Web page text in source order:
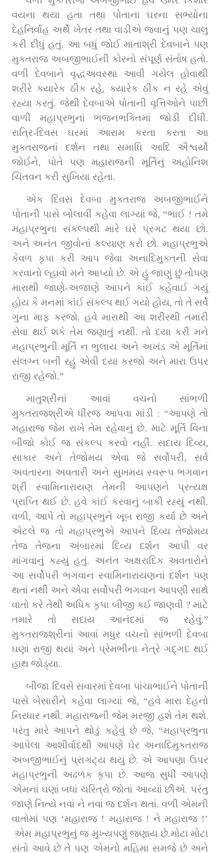
વયના થયા હતા તથા પોતાના ઘરના સભ્યોના
દેહનિર્વાહ અર્થે ખેતર તથા વાડીએ જવાનું પણ ચાલુ
કરી દીધું હતું. આ બધું જોઈ માતાશ્રી દેવબાને પણ
મુક્તરાજ અબજીભાઈની કોરનો સંપૂર્ણ સંતોષ હતો.
વળી દેવબાને વૃદ્ધઅવસ્થા આવી ગયેલ હોવાથી
શરીરે ક્યારેક ઠીક રહે, ક્યારેક ઠીક ન રહે એવું
રહ્યા કરતું. જેથી દેવબાએ પોતાની વૃત્તિઓને પાછી
વાળી મહાપ્રભુનાં ભજનભક્તિમાં જોડી દીધી.
રાત્રિ-દિવસ ઘરમાં આરામ કરતા કરતા આ
મુક્તરાજનાં દર્શન તથા સમાધિ આદિ ઐશ્વર્યો
જોઈને, પોતે પણ મહારાજની મૂર્તિનું અહોનિશ
ચિંતવન કરી સુખિયા રહેતા.
એક દિવસ દેવબા મુક્તરાજ અબજીભાઈને
પોતાની પાસે બોલાવી કહેવા લાગ્યાં જે, “ભાઈ ! તમે
મહાપ્રભુના સંકલ્પથી મારે ઘરે પ્રગટ થયા છો.
અને અનંત જીવોનાં કલ્યાણ કરો છો. મહાપ્રભુએ
કેવળ કૃપા કરી આપ જેવા અનાદિમુક્તની સેવા
કરવાનો લ્હાવો મને આપ્યો છે. એ હું જાણું છું તોપણ
મારાથી જાણે-અજાણે આપને કાંઈ કહેવાઈ ગયું
હોય કે મનમાં કાંઈ સંકલ્પ થઈ ગયો હોય, તો તે સર્વે
ગુના માફ કરજો. હવે મારાથી આ શરીરથી તમારી
સેવા થઈ શકે તેમ જણાતું નથી. તો દયા કરી મને
મહાપ્રભુની મૂર્તિ ન ભુલાય અને અખંડ એ મૂર્તિમાં
સંલગ્ન બની રહું એવી દયા કરજો અને મારા ઉપર
રાજી રહેજો.”
માતુશ્રીનાં આવાં વચનો સાંભળી
મુક્તરાજશ્રીએ ધીરજ આપવા માંડી : “આપણે તો
મહારાજ જેમ રાખે તેમ રહેવાનું છે. માટે મૂર્તિ વિના
બીજો કોઈ જ સંકલ્પ કરવો નહીં. સદાય દિવ્ય,
સાકાર અને તેજોમય એવા જે સર્વોપરી, સર્વ
અવતારના અવતારી અને સુખમય સ્વરૂપ ભગવાન
શ્રી સ્વામિનારાયણ તેમની આપણને પ્રત્યક્ષ
પ્રાપ્તિ થઈ છે. હવે કાંઈ કરવાનું બાકી રહ્યું નથી.
વળી, આપે તો મહાપ્રભુને ખૂબ રાજી કર્યા છે અને
એટલે જ તો મહાપ્રભુએ આપને દિવ્ય તેજોમય
તેજ તેજના અંબારમાં દિવ્ય દર્શન આપી વર
માંગવાનું કહ્યું હતું. અનંત અક્ષરાદિક અવતારોને
આ સર્વોપરી ભગવાન સ્વામિનારાયણનાં દર્શન પણ
થતાં નથી અને એવા સર્વોપરી ભગવાન આપણી સાથે
વાતો કરે તેથી અધિક કૃપા બીજી કઈ જાણવી ? માટે
તમારે તો સદાય આનંદમાં જ રહેવું.”
મુક્તરાજશ્રીનાં આવાં મધુર વચનો સાંભળી દેવબા
ઘણાં રાજી થયાં અને પ્રેમભીના નેત્રે ગદ્‌ગદ થઈ
હાથ જોડ્યા.
બીજા દિવસે સવારમાં દેવબા પાંચાભાઈને પોતાની
પાસે બેસારીને કહેવા લાગ્યાં જે, “હવે મારા દેહનો
નિરધાર નથી. મહારાજની જેમ મરજી હશે તેમ થશે.
પરંતુ મારે આપને થોડું કહેવું છે જે, “મહાપ્રભુના
આપેલા આશીર્વાદથી આપણે ઘેર અનાદિમુક્તરાજ
અબજીભાઈનું પ્રાગટ્ય થયું છે. એ આપણા ઉપર
મહાપ્રભુની અઢળક કૃપા છે. આજ સુધી આપણે
એમનાં ઘણાં બધાં ચરિત્રો જોતાં આવ્યાં છીએ. પરંતુ
જાણે નિત્યે નવાં ને નવાં જ દર્શન થતાં. વળી એમની
વાતોમાં પણ ‘મહારાજ ! મહારાજ ! ને મહારાજ !’
એમ મહાપ્રભુનું જ મુખ્યપણું જણાય છે.મોટા મોટા
સંતો આવે છે તે પણ એમનો મહિમા સમજે છે અને